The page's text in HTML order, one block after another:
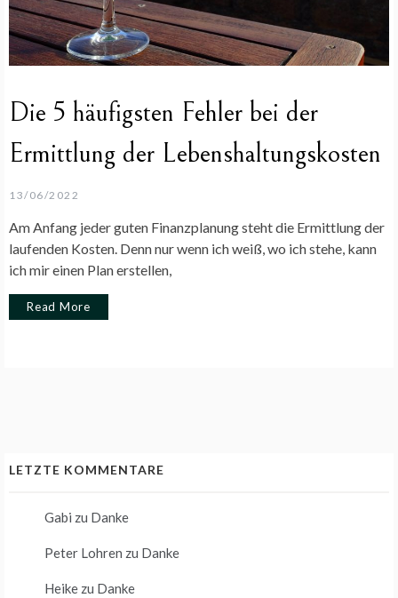
Die 5 häufigsten Fehler bei der
Ermittlung der Lebenshaltungskosten
13/06/2022
Am Anfang jeder guten Finanzplanung steht die Ermittlung der
laufenden Kosten. Denn nur wenn ich weiß, wo ich stehe, kann
ich mir einen Plan erstellen,
Read More
LETZTE KOMMENTARE
Gabi zu Danke
Peter Lohren zu Danke
Heike zu Danke